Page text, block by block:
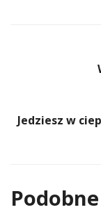
Jedziesz w
Podobne